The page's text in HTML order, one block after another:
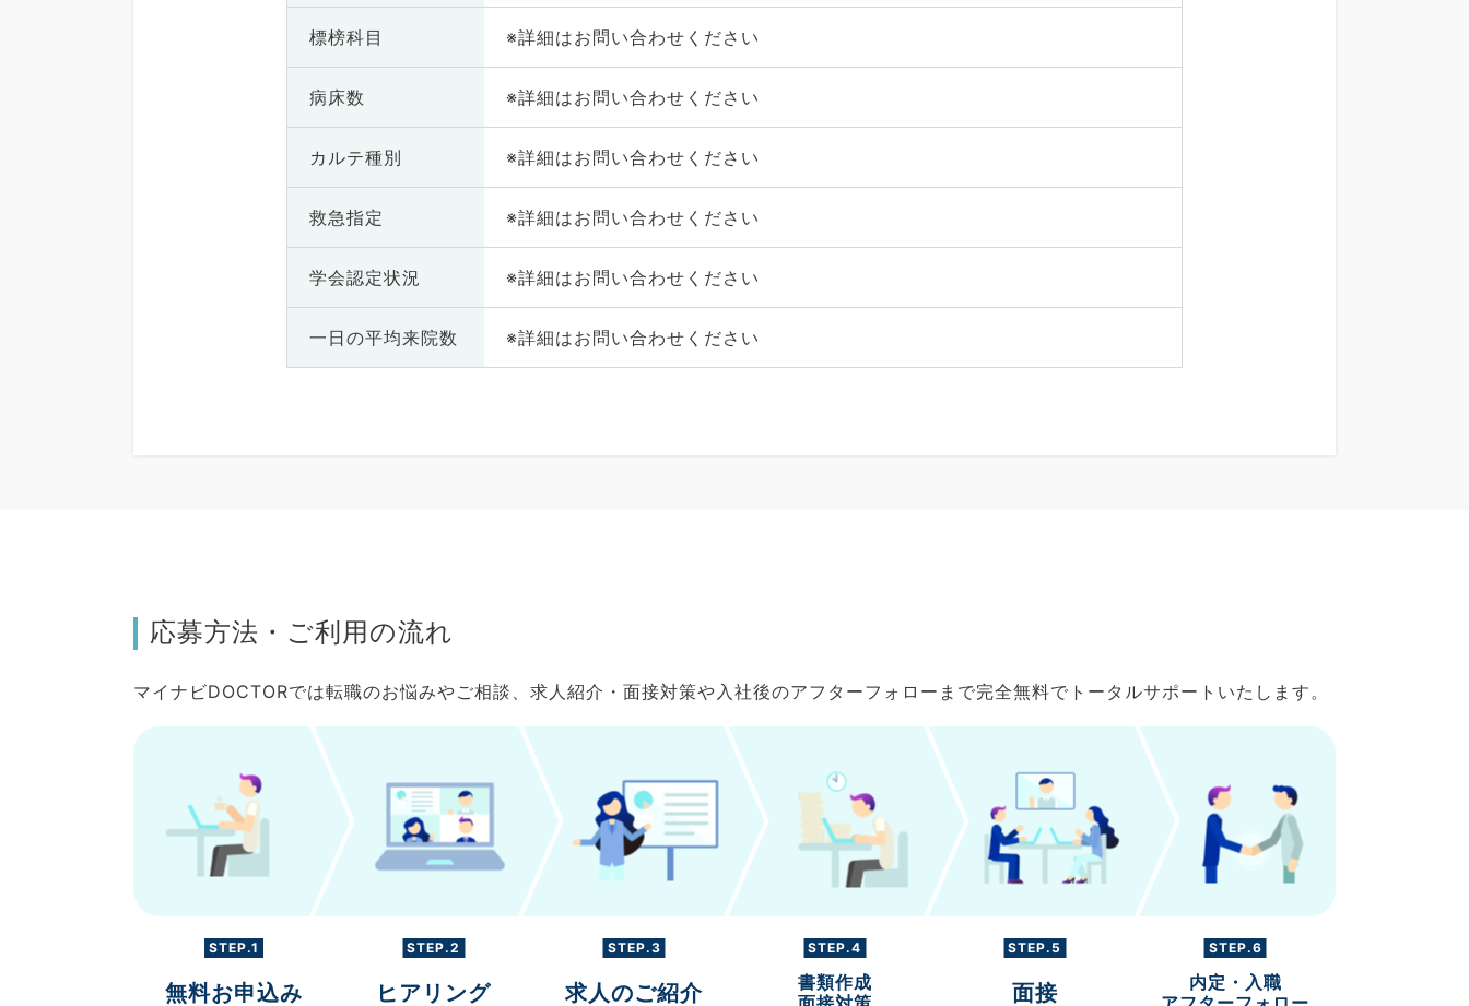
標榜科目 ※詳細はお問い合わせください
病床数 ※詳細はお問い合わせください
カルテ種別 ※詳細はお問い合わせください
救急指定 ※詳細はお問い合わせください
学会認定状況 ※詳細はお問い合わせください
一日の平均来院数 ※詳細はお問い合わせください
応募方法・ご利用の流れ
マイナビDOCTORでは転職のお悩みやご相談、求人紹介・面接対策や入社後のアフターフォローまで完全無料でトータルサポートいたします。
STEP.1
無料お申込み
STEP.2
ヒアリング
STEP.3
求人のご紹介
STEP.4
書類作成
STEP.5
面接
STEP.6
内定・入職